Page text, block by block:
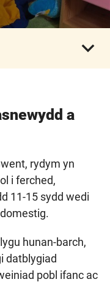
a
rydym yn
i ferched,
11-15 sydd wedi
hunan-barch,
datblygiad
pobl ifanc ac